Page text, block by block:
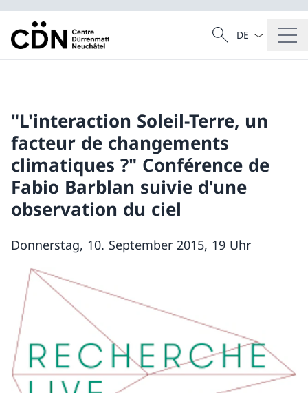
Suche
Suche
Sprach
"L'interaction Soleil-Terre, un
facteur de changements
climatiques ?" Conférence de
Fabio Barblan suivie d'une
observation du ciel
Donnerstag, 10. September 2015, 19 Uhr